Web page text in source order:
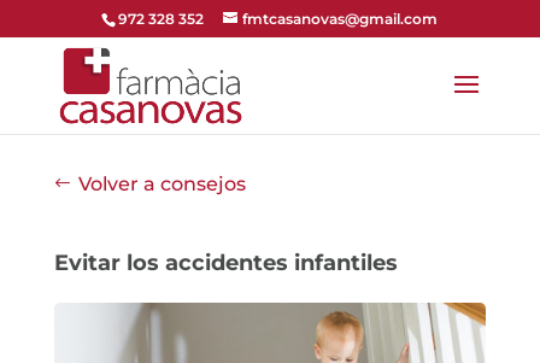
972 328 352 fmtcasanovas@gmail.com
Volver a consejos
Evitar los accidentes infantiles